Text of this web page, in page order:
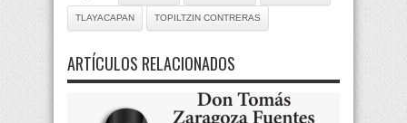
TLAYACAPAN TOPILTZIN CONTRERAS
ARTÍCULOS RELACIONADOS